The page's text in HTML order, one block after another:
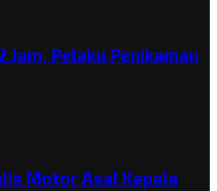
Jam, Pelaku Penikaman
Motor Asal Kepala